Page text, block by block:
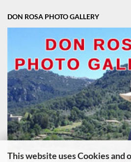
This website uses Cookies and
DON ROSA PHOTO GALLERY